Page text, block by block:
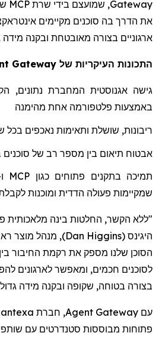
Gateway, שמועצם בידי שרת MCP
את הדרך בה סוכנים מקיימים
ארגוניים בצורה מאובטחת ובקנה מידה
התכונות העיקריות של Agent Gateway:
גישה אגנוסטית המחברת נתונים,
באמצעות פלטפורמה אחת מהימנה
ריבונות, שושלת ותאימות נאכפים בכל
אבטוח תיאום בין מספר רב של סוכנים
תמיכה בתקנים פתוחים כגון MCP
שמקיימות פעולה הדדית ומוכנות
"ללא הקשר, החלטות בינה מלאכותית
היגינס (
Dan Higgins
)
הסוכן שלנו מספק את רקמת החיבור
לסוכנים חכמים, ומאפשר לארגונים
בצורה בטוחה, שקופה ובקנה מידה
עם Agent Gateway, חברת
פתוחות מבוססות סטנדרטים עם